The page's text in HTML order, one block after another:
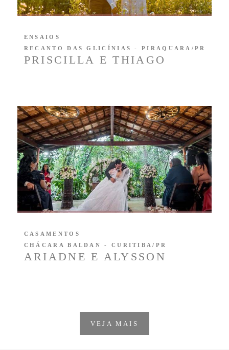
PRISCILLA E THIAGO
ENSAIOS
RECANTO DAS GLICÍNIAS - PIRAQUARA/PR
ARIADNE E ALYSSON
CASAMENTOS
CHÁCARA BALDAN - CURITIBA/PR
VEJA MAIS